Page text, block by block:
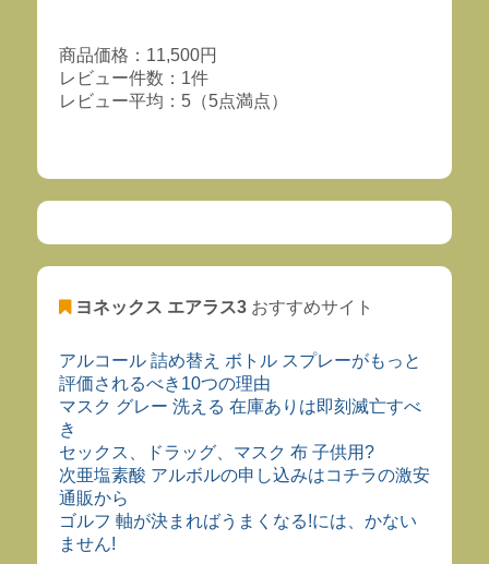
商品価格：11,500円
レビュー件数：1件
レビュー平均：5（5点満点）
ヨネックス エアラス3おすすめサイト
アルコール 詰め替え ボトル スプレーがもっと
評価されるべき10つの理由
マスク グレー 洗える 在庫ありは即刻滅亡すべ
き
セックス、ドラッグ、マスク 布 子供用?
次亜塩素酸 アルボルの申し込みはコチラの激安
通販から
ゴルフ 軸が決まればうまくなる!には、かない
ません!